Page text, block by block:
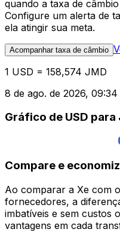
quando a taxa de
Configure um alerta de
ela atingir sua meta.
Acompanhar taxa de câmbio
1 USD = 158,574 JMD
8 de ago. de 2026,
Gráfico de USD para
Compare e
Ao comparar a Xe com
fornecedores, a
imbatíveis e sem custos
vantagens em cada